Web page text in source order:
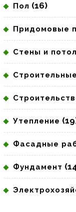
Пол (16)
Придомовые
Стены и
Утепление
Фасадные
Фундамент